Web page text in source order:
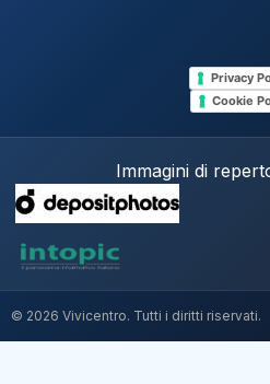
Privacy
Cookie
Immagini di
© 2026 Vivicentro. Tutti i diritti riservati.